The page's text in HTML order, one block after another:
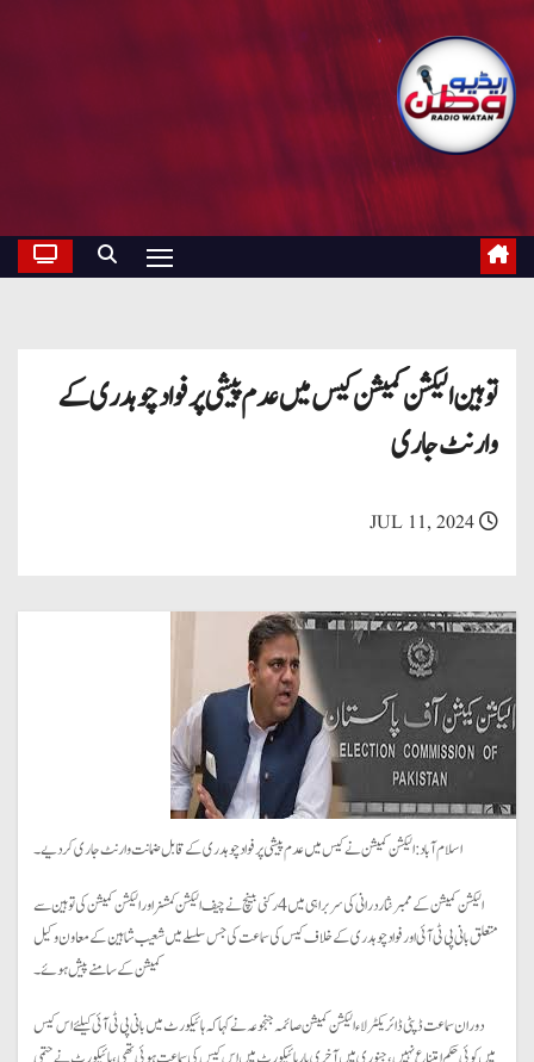
توہین الیکشن کمیشن کیس میں عدم پیشی پر فواد چوہدری کے
وارنٹ جاری
JUL 11, 2024
اسلام آباد: الیکشن کمیشن نے کیس میں عدم پیشی پر فواد چوہدری کے قابل ضمانت وارنٹ جاری کردیے۔
الیکشن کمیشن کے ممبر نثار درانی کی سربراہی میں 4 رکنی بینچ نے چیف الیکشن کمشنر اور الیکشن کمیشن کی توہین سے
متعلق بانی پی ٹی آئی اور فوادچوہدری کے خلاف کیس کی سماعت کی جس سلسلے میں شعیب شاہین کے معاون وکیل
کمیشن کے سامنے پیش ہوئے۔
دوران سماعت ڈپٹی ڈائریکٹر لاء الیکشن کمیشن صائمہ جنجوعہ نے کہا کہ ہائیکورٹ میں بانی پی ٹی آئی کیلئے اس کیس